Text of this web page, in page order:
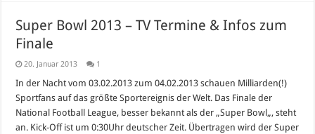
Super Bowl 2013 – TV Termine & Infos zum
Finale
20. Januar 2013 1
In der Nacht vom 03.02.2013 zum 04.02.2013 schauen Milliarden(!)
Sportfans auf das größte Sportereignis der Welt. Das Finale der
National Football League, besser bekannt als der „Super Bowl„, steht
an. Kick-Off ist um 0:30Uhr deutscher Zeit. Übertragen wird der Super